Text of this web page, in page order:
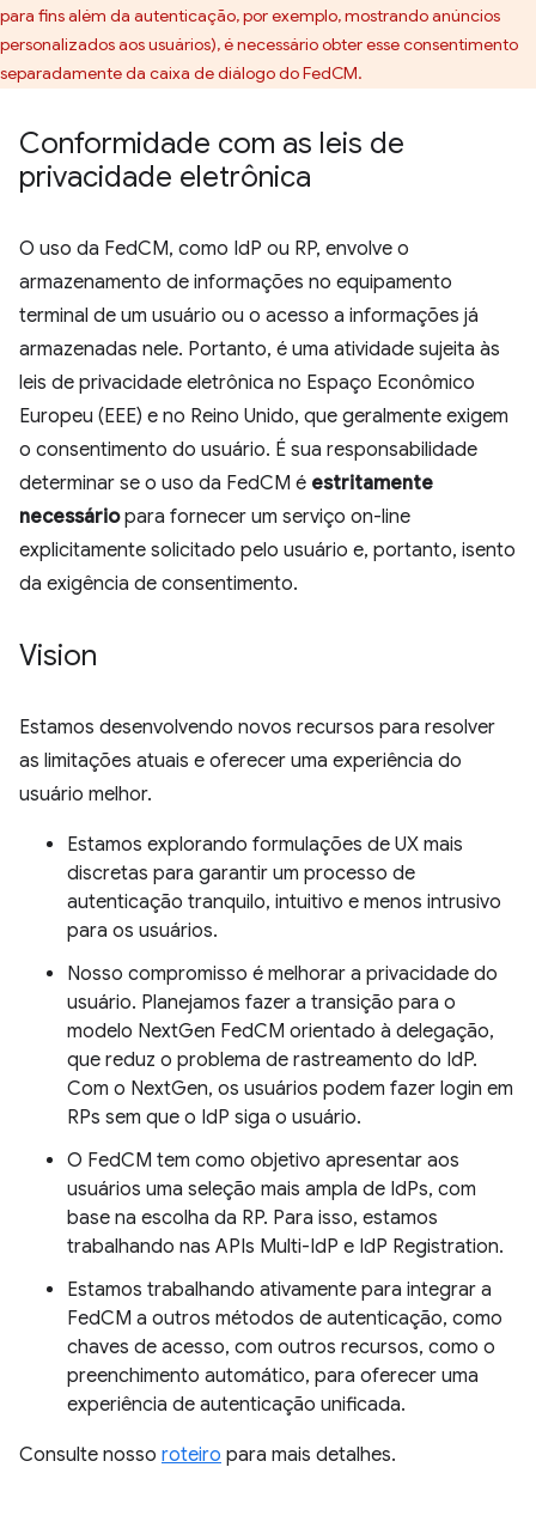
para fins além da autenticação, por exemplo, mostrando anúncios
personalizados aos usuários), é necessário obter esse consentimento
separadamente da caixa de diálogo do FedCM.
Conformidade com as leis de
privacidade eletrônica
O uso da FedCM, como IdP ou RP, envolve o
armazenamento de informações no equipamento
terminal de um usuário ou o acesso a informações já
armazenadas nele. Portanto, é uma atividade sujeita às
leis de privacidade eletrônica no Espaço Econômico
Europeu (EEE) e no Reino Unido, que geralmente exigem
o consentimento do usuário. É sua responsabilidade
determinar se o uso da FedCM é estritamente
necessáriopara fornecer um serviço on-line
explicitamente solicitado pelo usuário e, portanto, isento
da exigência de consentimento.
Vision
Estamos desenvolvendo novos recursos para resolver
as limitações atuais e oferecer uma experiência do
usuário melhor.
Estamos explorando formulações de UX mais
discretas para garantir um processo de
autenticação tranquilo, intuitivo e menos intrusivo
para os usuários.
Nosso compromisso é melhorar a privacidade do
usuário. Planejamos fazer a transição para o
modelo NextGen FedCM orientado à delegação,
que reduz o problema de rastreamento do IdP.
Com o NextGen, os usuários podem fazer login em
RPs sem que o IdP siga o usuário.
O FedCM tem como objetivo apresentar aos
usuários uma seleção mais ampla de IdPs, com
base na escolha da RP. Para isso, estamos
trabalhando nas APIs Multi-IdP e IdP Registration.
Estamos trabalhando ativamente para integrar a
FedCM a outros métodos de autenticação, como
chaves de acesso, com outros recursos, como o
preenchimento automático, para oferecer uma
experiência de autenticação unificada.
Consulte nosso roteiro para mais detalhes.